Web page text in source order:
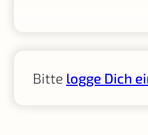
Bitte logge Dich